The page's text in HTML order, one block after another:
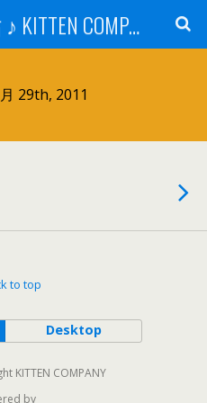
はなうた手帖 ♪ KITTEN COMPANY
29th, 2011
to top
Desktop
KITTEN COMPANY
by